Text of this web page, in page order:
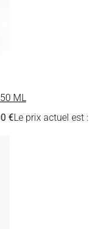
ML
€Le prix actuel est :